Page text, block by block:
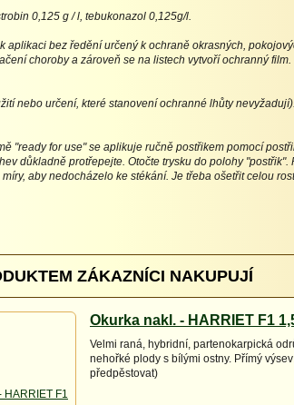
0,125 g / l, tebukonazol 0,125g/l.
aplikaci bez ředění určený k ochraně okrasných,
choroby a zároveň se na listech vytvoří ochranný film.
nebo určení, které stanovení ochranné lhůty nevyžadují).
"ready for use" se aplikuje ručně postřikem pomocí
důkladně protřepejte. Otočte trysku do polohy
aby nedocházelo ke stékání. Je třeba ošetřit celou
ZÁKAZNÍCI NAKUPUJÍ
Okurka nakl. - HARRIET F1
Velmi raná, hybridní, partenokarpická
nehořké plody s bílými ostny. Přímý
předpěstovat)